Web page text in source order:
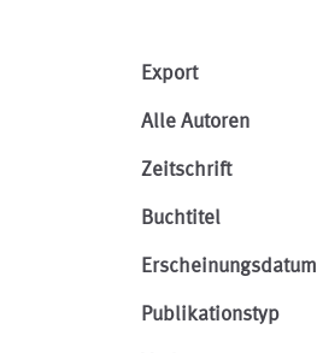
Export
Alle Autoren
Zeitschrift
Buchtitel
Erscheinungsdatum
Publikationstyp